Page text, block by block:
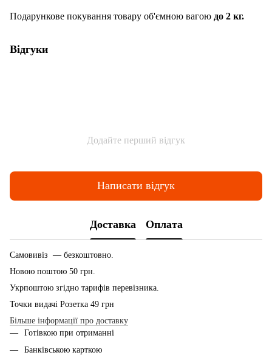
Подарункове покування товару об'ємною вагою до 2 кг.
Відгуки
Додайте перший відгук
Написати відгук
Доставка Оплата
Самовивіз — безкоштовно.
Новою поштою 50 грн.
Укрпоштою згідно тарифів перевізника.
Точки видачі Розетка 49 грн
Більше інформації про доставку
Готівкою при отриманні
Банківською карткою